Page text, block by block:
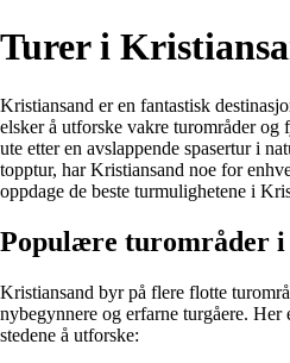
Turer i
Kristiansand er en fantastisk
elsker å utforske vakre turområder og
ute etter en avslappende spasertur i
topptur, har Kristiansand noe for
oppdage de beste turmulighetene i
Populære turområder
Kristiansand byr på flere flotte
nybegynnere og erfarne turgåere.
stedene å utforske: